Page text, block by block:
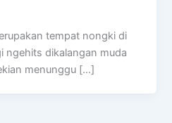
tempat nongki di
ngehits dikalangan muda
menunggu […]